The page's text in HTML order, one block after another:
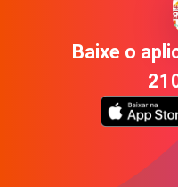
Baixe o